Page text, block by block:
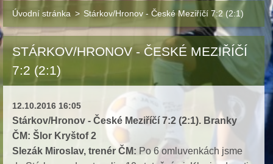
Úvodní stránka > Stárkov/Hronov - České Meziříčí 7:2 (2:1)
STÁRKOV/HRONOV - ČESKÉ MEZIŘÍČÍ
7:2 (2:1)
12.10.2016 16:05
Stárkov/Hronov - České Meziříčí 7:2 (2:1). Branky
ČM: Šlor Kryštof 2
Slezák Miroslav, trenér ČM: Po 6 omluvenkách jsme